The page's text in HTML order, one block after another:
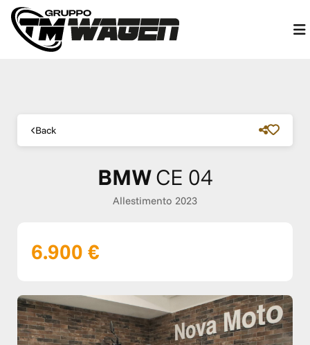
Back
BMWCE 04
Allestimento 2023
6.900 €